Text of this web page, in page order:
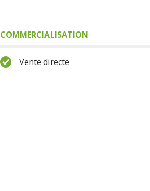
COMMERCIALISATION
Vente directe